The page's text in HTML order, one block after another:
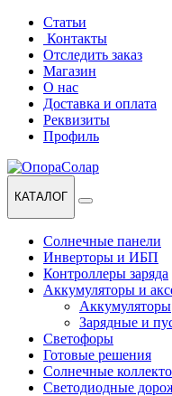
Перейти
навигации
Перейти
содержанию
Статьи
Контакты
Отследить заказ
Магазин
О нас
Доставка и оплата
Реквизиты
Профиль
КАТАЛОГ
Солнечные панели
Инверторы и ИБП
Контроллеры заряда
Аккумуляторы и
Аккумуляторы
Зарядные и
Светофоры
Готовые решения
Солнечные
Светодиодные